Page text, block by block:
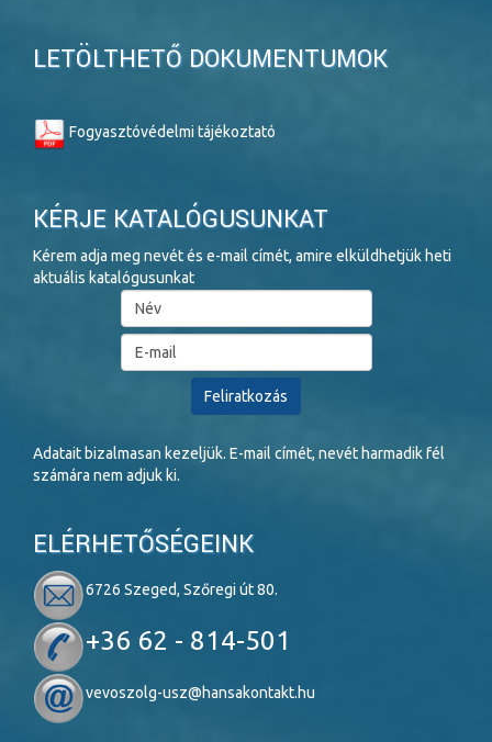
LETÖLTHETŐ DOKUMENTUMOK
Fogyasztóvédelmi tájékoztató
KÉRJE KATALÓGUSUNKAT
Kérem adja meg nevét és e-mail címét, amire elküldhetjük heti
aktuális katalógusunkat
Adatait bizalmasan kezeljük. E-mail címét, nevét harmadik fél
számára nem adjuk ki.
ELÉRHETŐSÉGEINK
6726 Szeged, Szőregi út 80.
+36 62 - 814-501
vevoszolg-usz@hansakontakt.hu